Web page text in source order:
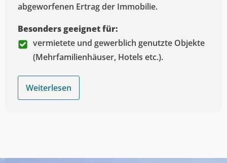
abgeworfenen Ertrag der Immobilie.
Besonders geeignet für:
vermietete und gewerblich genutzte Objekte
(Mehrfamilienhäuser, Hotels etc.).
Weiterlesen